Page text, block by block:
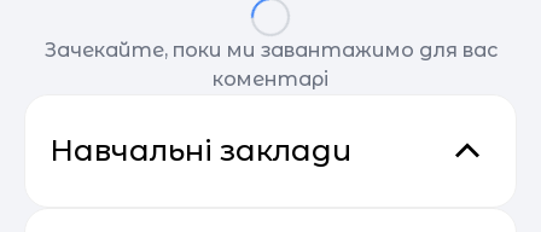
Зачекайте, поки ми завантажимо для вас
коментарі
Навчальні заклади